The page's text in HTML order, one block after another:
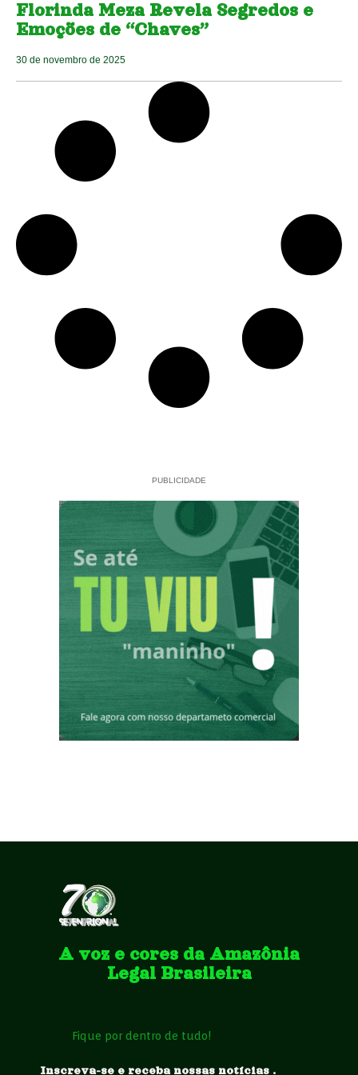
Florinda Meza Revela Segredos e
Emoções de “Chaves”
30 de novembro de 2025
PUBLICIDADE
A voz e cores da Amazônia
Legal Brasileira
Fique por dentro de tudo!
Inscreva-se e receba nossas notícias .